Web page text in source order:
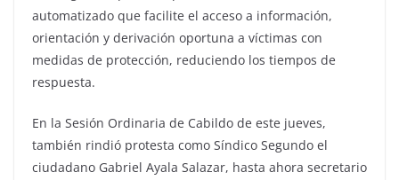
automatizado que facilite el acceso a información,
orientación y derivación oportuna a víctimas con
medidas de protección, reduciendo los tiempos de
respuesta.
En la Sesión Ordinaria de Cabildo de este jueves,
también rindió protesta como Síndico Segundo el
ciudadano Gabriel Ayala Salazar, hasta ahora secretario